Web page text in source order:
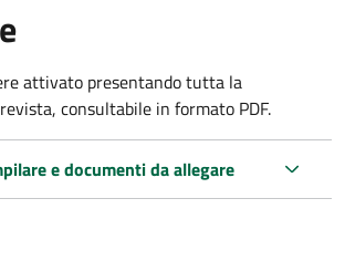
attivato presentando tutta la
consultabile in formato PDF.
e documenti da allegare